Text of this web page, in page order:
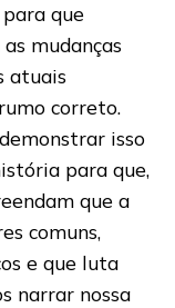
que
mudanças
atuais
correto.
isso
para que,
que a
comuns,
e que luta
narrar nossa